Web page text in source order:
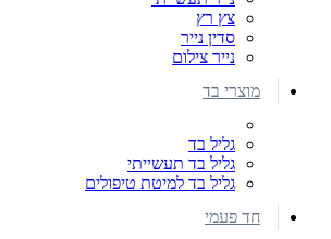
צץ רץ
סדין נייר
נייר צילום
מוצרי בד
גליל בד
גליל בד תעשייתי
גליל בד למיטת טיפולים
חד פעמי